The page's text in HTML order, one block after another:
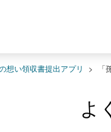
想い領収書提出アプリ >
よ